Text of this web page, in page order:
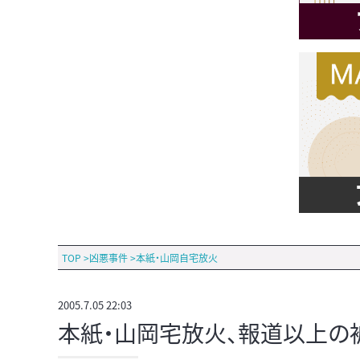
TOP >凶悪事件>本紙・山岡自宅放火
2005.7.05 22:03
本紙・山岡宅放火、報道以上の